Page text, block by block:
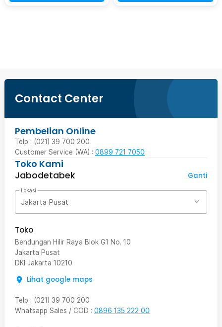
Contact Center
Pembelian Online
Telp : (021) 39 700 200
Customer Service (WA) : 0899 721 7050
Toko Kami
Jabodetabek
Ganti
Lokasi
Jakarta Pusat
Toko
Bendungan Hilir Raya Blok G1 No. 10
Jakarta Pusat
DKI Jakarta 10210
Lihat google maps
Telp : (021) 39 700 200
Whatsapp Sales / COD : 0896 135 222 00